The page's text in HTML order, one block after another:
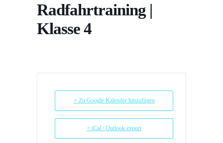
Radfahrtraining |
Klasse 4
+ Zu Google Kalender hinzufügen
+ iCal / Outlook export